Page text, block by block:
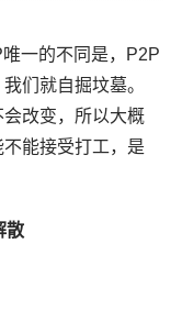
一的不同是，P2P
们就自掘坟墓。
改变，所以大概
能接受打工，是
散